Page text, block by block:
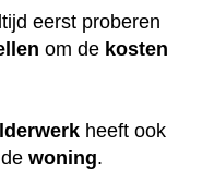
eerst proberen
om de kosten
heeft ook
woning.